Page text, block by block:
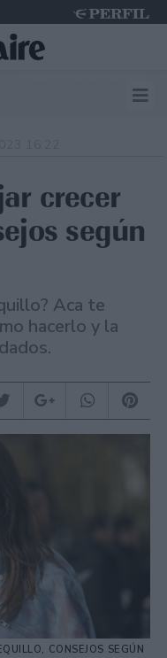
crecer
según
Aca te
hacerlo y la
CONSEJOS SEGÚN